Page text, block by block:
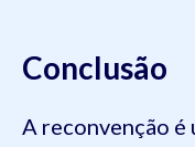
Conclusão
A reconvenção